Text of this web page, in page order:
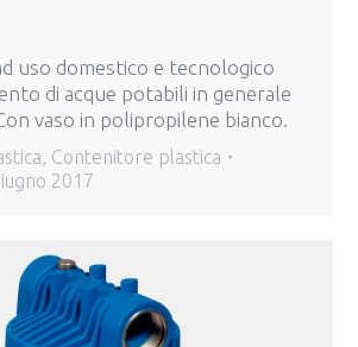
uso domestico e tecnologico
di acque potabili in generale
vaso in polipropilene bianco.
, Contenitore plastica
2017